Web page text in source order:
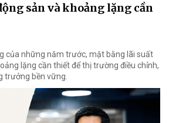
sản và khoảng lặng cần
của những năm trước, mặt bằng lãi suất
lặng cần thiết để thị trường điều chỉnh,
trưởng bền vững.